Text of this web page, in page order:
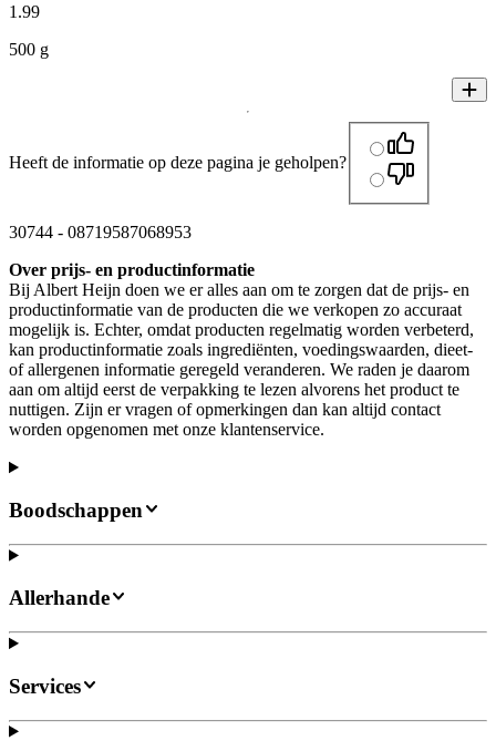
1 .99
500 g
Heeft de informatie op deze pagina je geholpen?
30744 - 08719587068953
Over prijs- en productinformatie
Bij Albert Heijn doen we er alles aan om te zorgen dat de prijs- en
productinformatie van de producten die we verkopen zo accuraat
mogelijk is. Echter, omdat producten regelmatig worden verbeterd,
kan productinformatie zoals ingrediënten, voedingswaarden, dieet-
of allergenen informatie geregeld veranderen. We raden je daarom
aan om altijd eerst de verpakking te lezen alvorens het product te
nuttigen. Zijn er vragen of opmerkingen dan kan altijd contact
worden opgenomen met onze klantenservice.
Boodschappen
Allerhande
Services